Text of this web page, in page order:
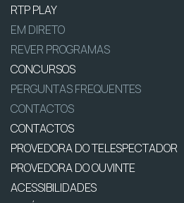
RTP PLAY
EM DIRETO
REVER PROGRAMAS
CONCURSOS
PERGUNTAS FREQUENTES
CONTACTOS
CONTACTOS
PROVEDORA DO TELESPECTADOR
PROVEDORA DO OUVINTE
ACESSIBILIDADES